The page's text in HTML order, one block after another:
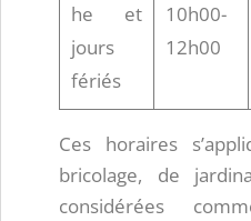
he et
jours
fériés
10h00-
12h00
Ces horaires
bricolage, de
considérées